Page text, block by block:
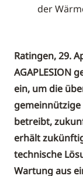
der
Ratingen, 29.
AGAPLESION
ein, um die
betreibt,
erhält
technische
Wartung aus